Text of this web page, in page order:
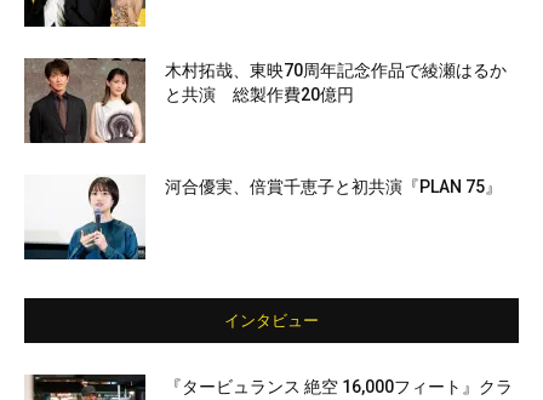
木村拓哉、東映70周年記念作品で綾瀬はるか
と共演 総製作費20億円
河合優実、倍賞千恵子と初共演『PLAN 75』
インタビュー
『タービュランス 絶空 16,000フィート』クラ